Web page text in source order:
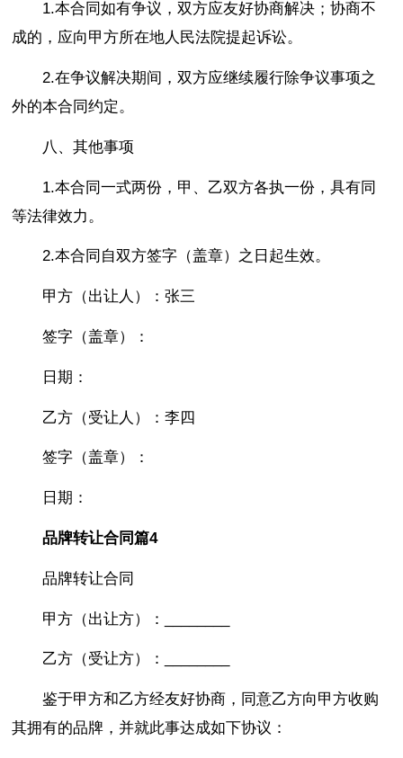
1.本合同如有争议，双方应友好协商解决；协商不
成的，应向甲方所在地人民法院提起诉讼。
2.在争议解决期间，双方应继续履行除争议事项之
外的本合同约定。
八、其他事项
1.本合同一式两份，甲、乙双方各执一份，具有同
等法律效力。
2.本合同自双方签字（盖章）之日起生效。
甲方（出让人）：张三
签字（盖章）：
日期：
乙方（受让人）：李四
签字（盖章）：
日期：
品牌转让合同篇4
品牌转让合同
甲方（出让方）：________
乙方（受让方）：________
鉴于甲方和乙方经友好协商，同意乙方向甲方收购
其拥有的品牌，并就此事达成如下协议：